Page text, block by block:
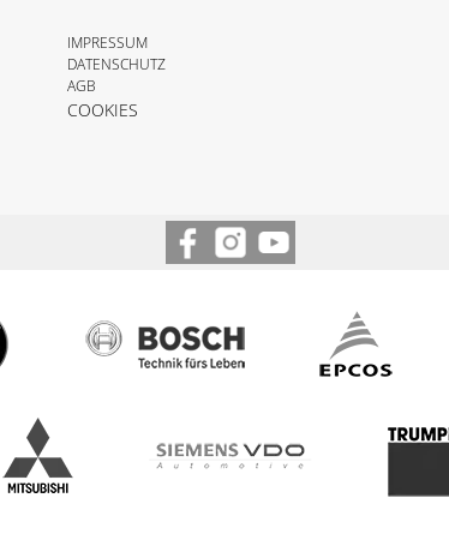
IMPRESSUM
DATENSCHUTZ
AGB
COOKIES